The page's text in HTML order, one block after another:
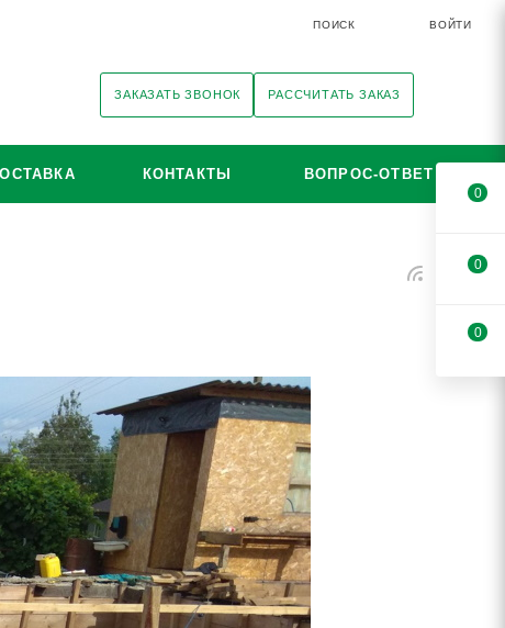
ПОИСК ВОЙТИ
ЗАКАЗАТЬ ЗВОНОК РАССЧИТАТЬ ЗАКАЗ
КОНТАКТЫ ВОПРОС-ОТВЕТ
0
0
0